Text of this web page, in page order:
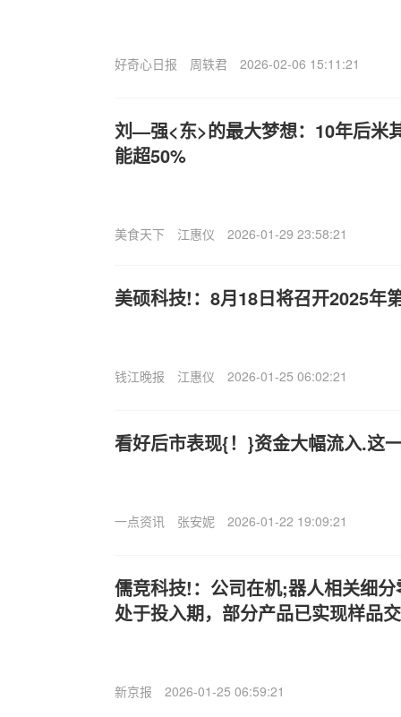
好奇心日报 周轶君 2026-02-06 15:11:21
刘—强<东>的最大梦想：10年后米
能超50%
美食天下 江惠仪 2026-01-29 23:58:21
美硕科技!：8月18日将召开2025年
钱江晚报 江惠仪 2026-01-25 06:02:21
看好后市表现{！}资金大幅流入.这
一点资讯 张安妮 2026-01-22 19:09:21
儒竞科技!：公司在机;器人相关细
处于投入期，部分产品已实现样品
新京报 2026-01-25 06:59:21